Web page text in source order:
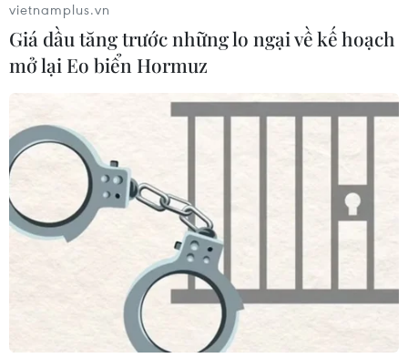
vietnamplus.vn
Giá dầu tăng trước những lo ngại về kế hoạch
mở lại Eo biển Hormuz